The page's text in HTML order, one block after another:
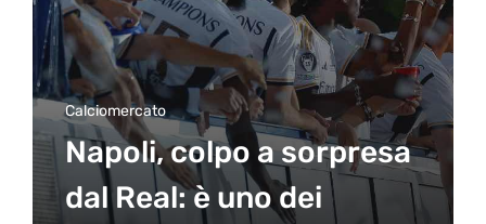
Calciomercato
Napoli, colpo a sorpresa
dal Real: è uno dei